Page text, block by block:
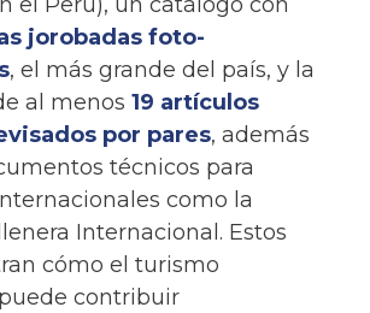
el Perú), un catálogo con
jorobadas foto-
, el más grande del país, y la
al menos 19 artículos
por pares, además
técnicos para
como la
Internacional. Estos
cómo el turismo
contribuir